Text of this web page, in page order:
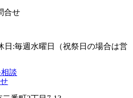
合せ
:毎週水曜日（祝祭日の場合は営
談